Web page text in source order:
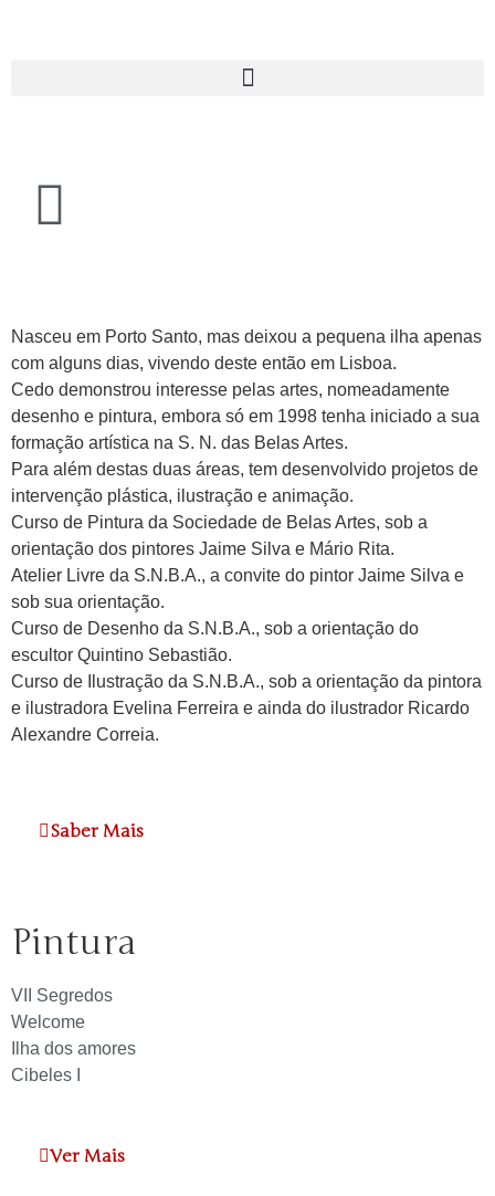
Nasceu em Porto Santo, mas deixou a pequena ilha apenas
com alguns dias, vivendo deste então em Lisboa.
Cedo demonstrou interesse pelas artes, nomeadamente
desenho e pintura, embora só em 1998 tenha iniciado a sua
formação artística na S. N. das Belas Artes.
Para além destas duas áreas, tem desenvolvido projetos de
intervenção plástica, ilustração e animação.
Curso de Pintura da Sociedade de Belas Artes, sob a
orientação dos pintores Jaime Silva e Mário Rita.
Atelier Livre da S.N.B.A., a convite do pintor Jaime Silva e
sob sua orientação.
Curso de Desenho da S.N.B.A., sob a orientação do
escultor Quintino Sebastião.
Curso de Ilustração da S.N.B.A., sob a orientação da pintora
e ilustradora Evelina Ferreira e ainda do ilustrador Ricardo
Alexandre Correia.
Saber Mais
Pintura
VII Segredos
Welcome
Ilha dos amores
Cibeles I
Ver Mais